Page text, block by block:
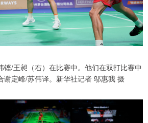
铿/王昶（右）在比赛中。他们在双打比赛中
谢定峰/苏伟译。新华社记者 邬惠我 摄